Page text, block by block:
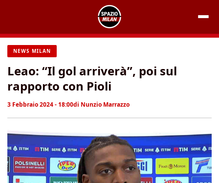
contenuto
NEWS MILAN
Leao: “Il gol arriverà”, poi sul
rapporto con Pioli
3 Febbraio 2024 - 18:00di Nunzio Marrazzo